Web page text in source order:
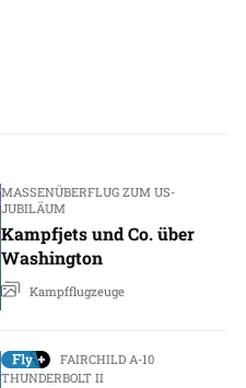
MASSENÜBERFLUG ZUM US-
JUBILÄUM
Kampfjets und Co. über
Washington
Kampfflugzeuge
FAIRCHILD A-10
THUNDERBOLT II